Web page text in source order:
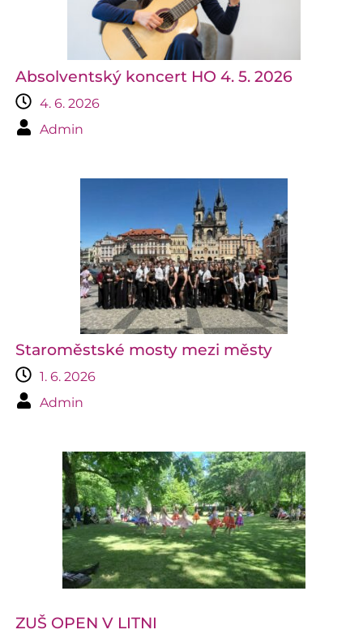
Absolventský koncert HO 4. 5. 2026
4. 6. 2026
Admin
Staroměstské mosty mezi městy
1. 6. 2026
Admin
ZUŠ OPEN V LITNI